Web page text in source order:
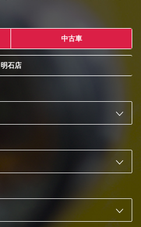
中古車
明石店